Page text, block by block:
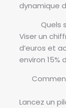
dynamique
Quels
Viser un
d’euros et
environ 15%
Lancez un